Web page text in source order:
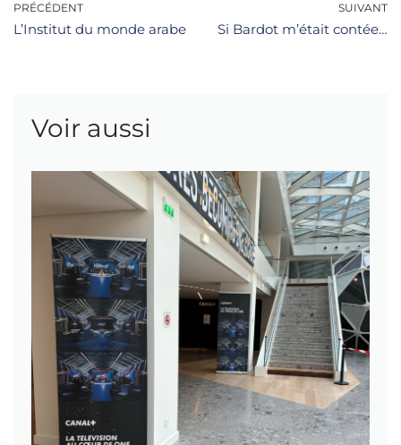
PRÉCÉDENT
L’Institut du monde arabe
SUIVANT
Si Bardot m’était contée…
Voir aussi